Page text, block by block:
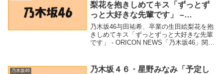
梨花を抱きしめてキス「ずっとず
っと大好きな先輩です」 –
ORICON NEWS
乃木坂46与田祐希、卒業の生田絵梨花を抱
きしめてキス「ずっとずっと大好きな先輩
です」 - ORICON NEWS「乃木坂46」関連
先輩です」 - ORICON N...
乃木坂46
乃木坂４６・星野みなみ「予定し